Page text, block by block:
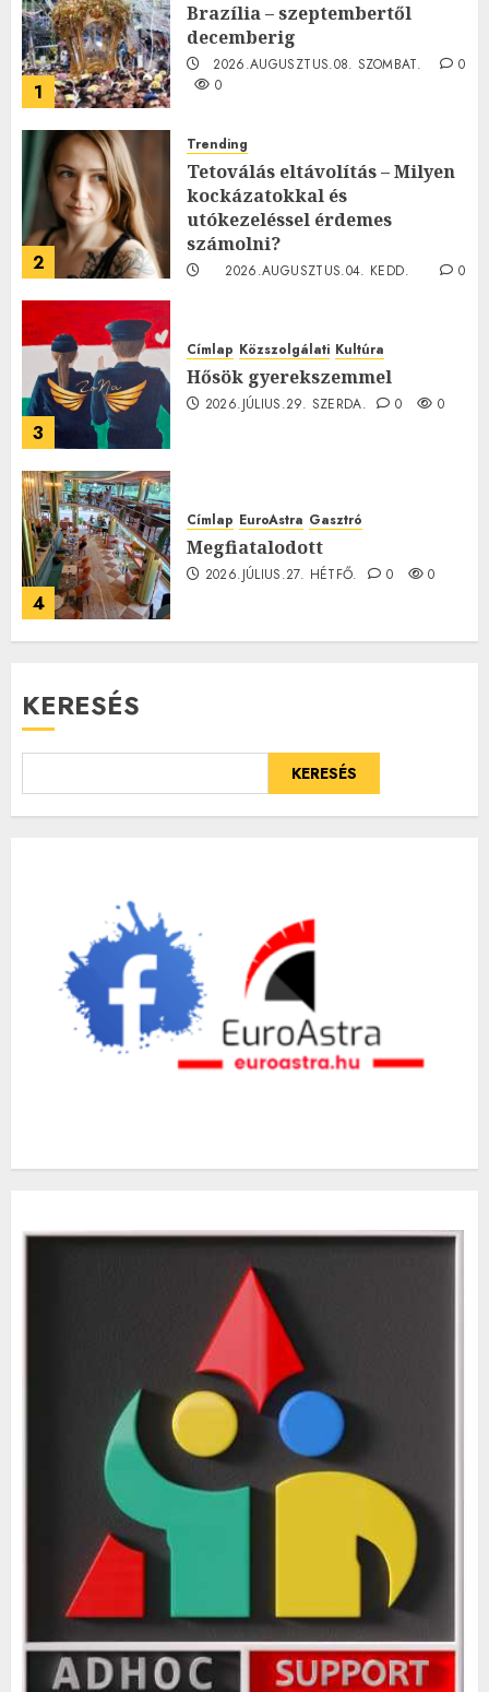
1
Brazília – szeptembertől
decemberig
2026.AUGUSZTUS.08. SZOMBAT.
0
0
2
Trending
Tetoválás eltávolítás – Milyen
kockázatokkal és
utókezeléssel érdemes
számolni?
2026.AUGUSZTUS.04. KEDD.
0
3
Címlap Közszolgálati Kultúra
Hősök gyerekszemmel
2026.JÚLIUS.29. SZERDA. 0 0
4
Címlap EuroAstra Gasztró
Megfiatalodott
2026.JÚLIUS.27. HÉTFŐ. 0 0
KERESÉS
KERESÉS